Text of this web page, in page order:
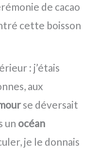
de cacao
cette boisson
: j’étais
aux
se déversait
un océan
je le donnais